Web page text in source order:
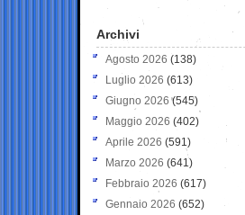
Archivi
Agosto 2026 (138)
Luglio 2026 (613)
Giugno 2026 (545)
Maggio 2026 (402)
Aprile 2026 (591)
Marzo 2026 (641)
Febbraio 2026 (617)
Gennaio 2026 (652)